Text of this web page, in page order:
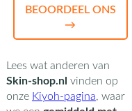
BEOORDEEL ONS
→
Lees wat anderen van
Skin-shop.nl vinden op
onze Kiyoh-pagina, waar